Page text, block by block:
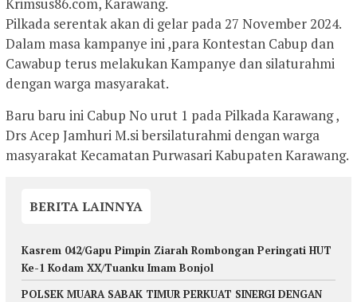
Pilkada serentak akan di gelar pada 27 November 2024.
Dalam masa kampanye ini ,para Kontestan Cabup dan
Cawabup terus melakukan Kampanye dan silaturahmi
dengan warga masyarakat.
Baru baru ini Cabup No urut 1 pada Pilkada Karawang ,
Drs Acep Jamhuri M.si bersilaturahmi dengan warga
masyarakat Kecamatan Purwasari Kabupaten Karawang.
BERITA LAINNYA
Kasrem 042/Gapu Pimpin Ziarah Rombongan Peringati HUT
Ke-1 Kodam XX/Tuanku Imam Bonjol
POLSEK MUARA SABAK TIMUR PERKUAT SINERGI DENGAN